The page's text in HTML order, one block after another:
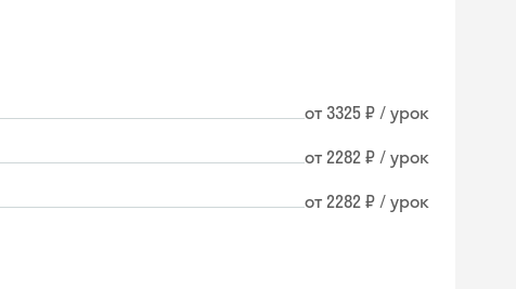
от 3325 ₽ / урок
от 2282 ₽ / урок
от 2282 ₽ / урок